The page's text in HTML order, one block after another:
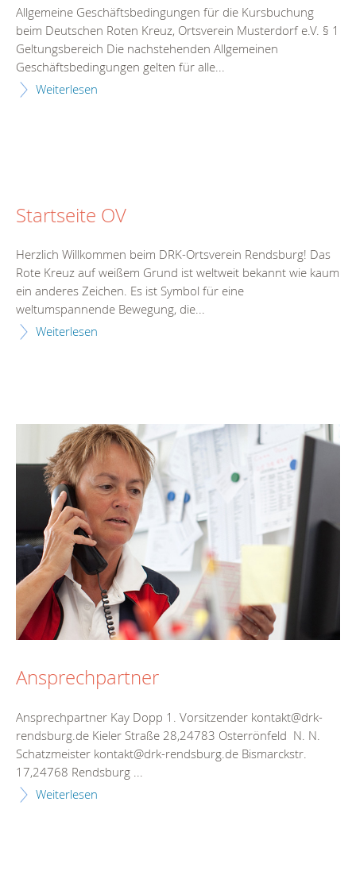
Allgemeine Geschäftsbedingungen für die Kursbuchung
beim Deutschen Roten Kreuz, Ortsverein Musterdorf e.V. § 1
Geltungsbereich Die nachstehenden Allgemeinen
Geschäftsbedingungen gelten für alle...
Weiterlesen
Startseite OV
Herzlich Willkommen beim DRK-Ortsverein Rendsburg! Das
Rote Kreuz auf weißem Grund ist weltweit bekannt wie kaum
ein anderes Zeichen. Es ist Symbol für eine
weltumspannende Bewegung, die...
Weiterlesen
Ansprechpartner
Ansprechpartner Kay Dopp 1. Vorsitzender kontakt@drk-
rendsburg.de Kieler Straße 28,24783 Osterrönfeld N. N.
Schatzmeister kontakt@drk-rendsburg.de Bismarckstr.
17,24768 Rendsburg ...
Weiterlesen